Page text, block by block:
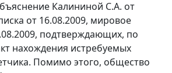
Калининой С.А. от
от 16.08.2009, мировое
подтверждающих, по
нахождения истребуемых
Помимо этого, общество